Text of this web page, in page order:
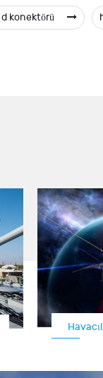
d konektörü
Konnektörleri